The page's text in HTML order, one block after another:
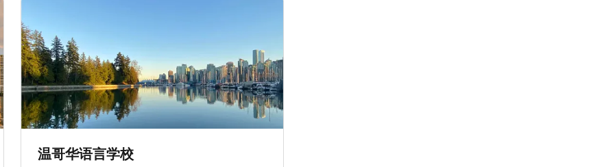
温哥华语言学校